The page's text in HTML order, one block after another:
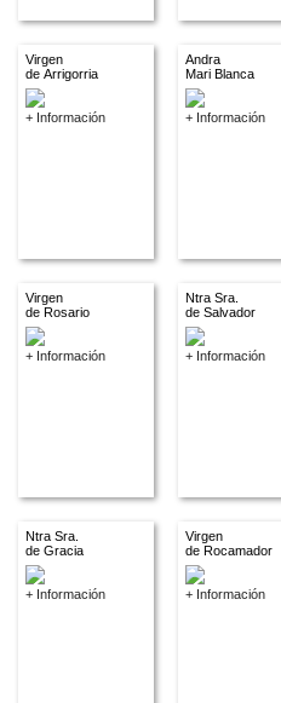
Virgen
de Arrigorria
+ Información
Andra
Mari Blanca
+ Información
Virgen
de Rosario
+ Información
Ntra Sra.
de Salvador
+ Información
Ntra Sra.
de Gracia
+ Información
Virgen
de Rocamador
+ Información